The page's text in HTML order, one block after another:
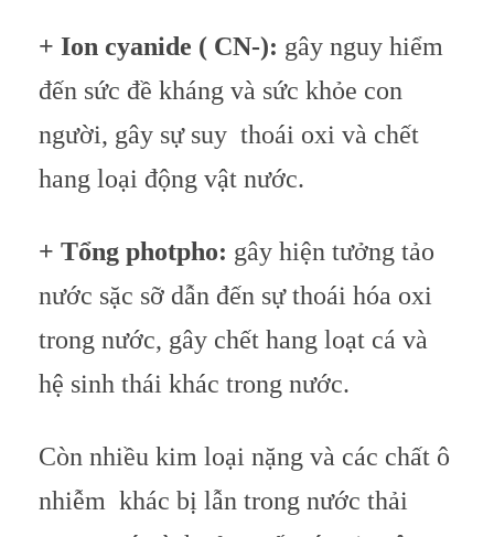
+ Ion cyanide ( CN-): gây nguy hiểm
đến sức đề kháng và sức khỏe con
người, gây sự suy thoái oxi và chết
hang loại động vật nước.
+ Tổng photpho: gây hiện tưởng tảo
nước sặc sỡ dẫn đến sự thoái hóa oxi
trong nước, gây chết hang loạt cá và
hệ sinh thái khác trong nước.
Còn nhiều kim loại nặng và các chất ô
nhiễm khác bị lẫn trong nước thải